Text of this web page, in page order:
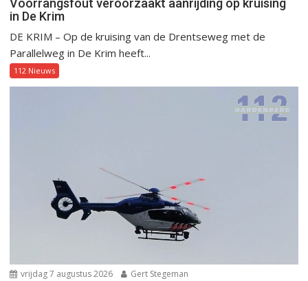
in De Krim
DE KRIM – Op de kruising van de Drentseweg met de
Parallelweg in De Krim heeft...
112 Nieuws
vrijdag 7 augustus 2026 Gert Stegeman